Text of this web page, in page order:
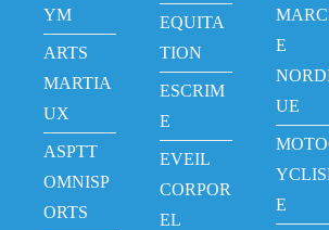
YM
ARTS
MARTIA
UX
ASPTT
OMNISP
ORTS
EQUITA
TION
ESCRIM
E
EVEIL
CORPOR
EL
E
UE
E